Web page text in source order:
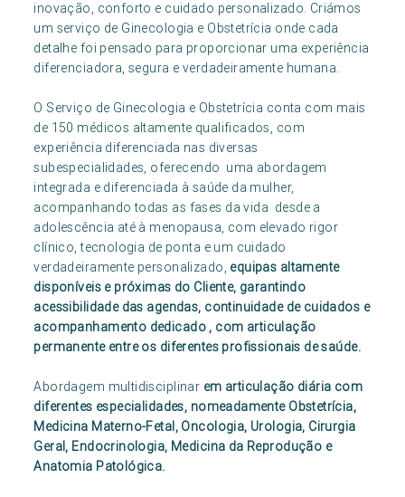
inovação, conforto e cuidado personalizado. Criámos
um serviço de Ginecologia e Obstetrícia onde cada
detalhe foi pensado para proporcionar uma experiência
diferenciadora, segura e verdadeiramente humana.
O Serviço de Ginecologia e Obstetrícia conta com mais
de 150 médicos altamente qualificados, com
experiência diferenciada nas diversas
subespecialidades, oferecendo uma abordagem
integrada e diferenciada à saúde da mulher,
acompanhando todas as fases da vida desde a
adolescência até à menopausa, com elevado rigor
clínico, tecnologia de ponta e um cuidado
verdadeiramente personalizado, equipas altamente
disponíveis e próximas do Cliente, garantindo
acessibilidade das agendas, continuidade de cuidados e
acompanhamento dedicado , com articulação
permanente entre os diferentes profissionais de saúde.
Abordagem multidisciplinar em articulação diária com
diferentes especialidades, nomeadamente Obstetrícia,
Medicina Materno-Fetal, Oncologia, Urologia, Cirurgia
Geral, Endocrinologia, Medicina da Reprodução e
Anatomia Patológica.